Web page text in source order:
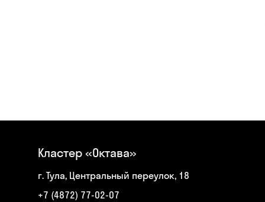
Кластер «Октава»
г. Тула, Центральный переулок, 18
+7 (4872) 77-02-07